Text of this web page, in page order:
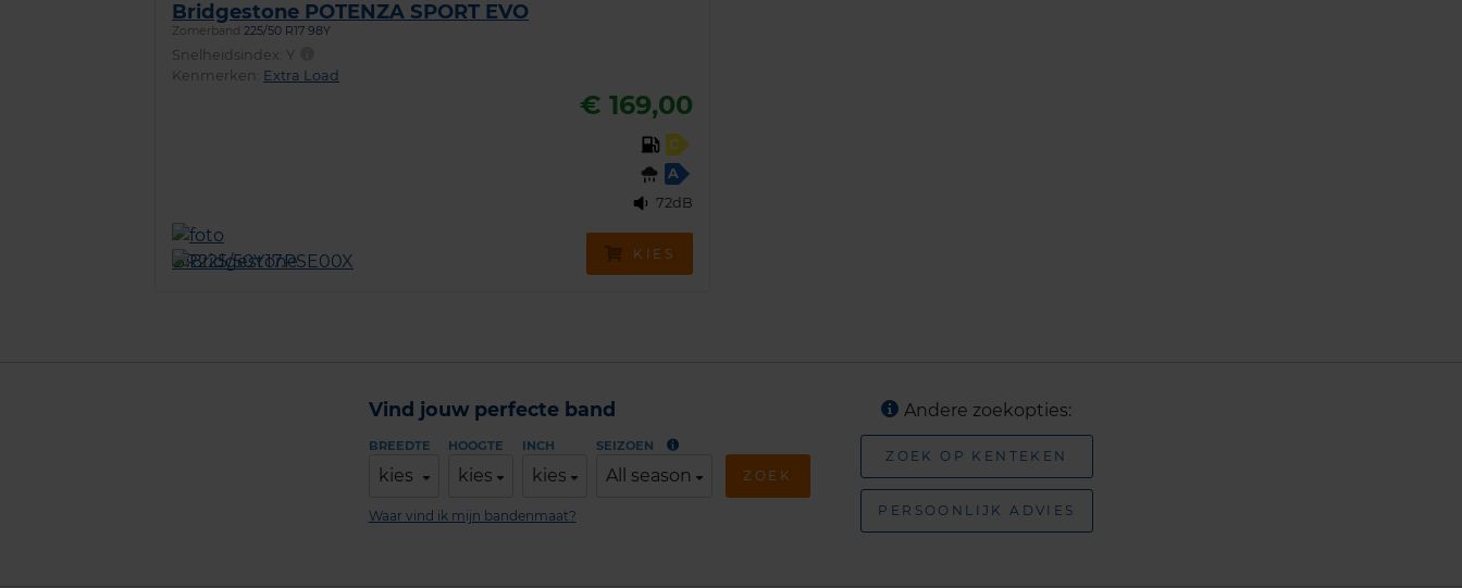
Bridgestone POTENZA SPORT EVO
Zomerband 225/50 R17 98Y
Snelheidsindex: Y
Kenmerken: Extra Load
€ 169,00
C
A
72dB
KIES
Vind jouw perfecte band
BREEDTE
kies
HOOGTE
kies
INCH
kies
SEIZOEN
All season ZOEK
Waar vind ik mijn bandenmaat?
Andere zoekopties:
ZOEK OP KENTEKEN
PERSOONLIJK ADVIES